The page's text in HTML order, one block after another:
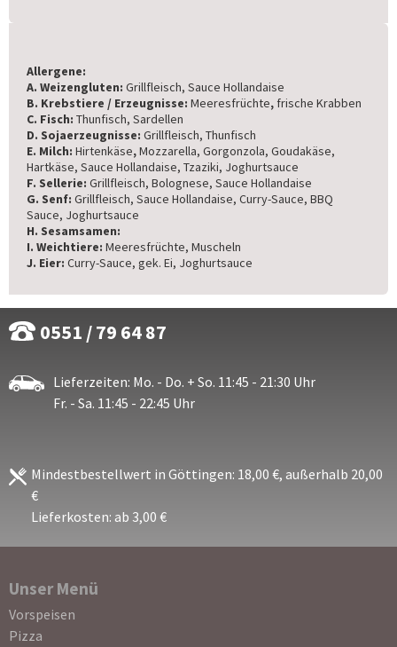
Allergene:
A. Weizengluten: Grillfleisch, Sauce Hollandaise
B. Krebstiere / Erzeugnisse: Meeresfrüchte, frische Krabben
C. Fisch: Thunfisch, Sardellen
D. Sojaerzeugnisse: Grillfleisch, Thunfisch
E. Milch: Hirtenkäse,Mozzarella, Gorgonzola, Goudakäse,
Hartkäse, Sauce Hollandaise, Tzaziki, Joghurtsauce
F. Sellerie: Grillfleisch, Bolognese, Sauce Hollandaise
G. Senf: Grillfleisch, Sauce Hollandaise, Curry-Sauce, BBQ
Sauce, Joghurtsauce
H. Sesamsamen:
I. Weichtiere: Meeresfrüchte, Muscheln
J. Eier: Curry-Sauce, gek. Ei, Joghurtsauce
0551 / 79 64 87
Lieferzeiten: Mo. - Do. + So. 11:45 - 21:30 Uhr
Fr. - Sa. 11:45 - 22:45 Uhr
Mindestbestellwert in Göttingen: 18,00 €, außerhalb 20,00
€
Lieferkosten: ab 3,00 €
Unser Menü
Navigation
überspringen
Vorspeisen
Pizza